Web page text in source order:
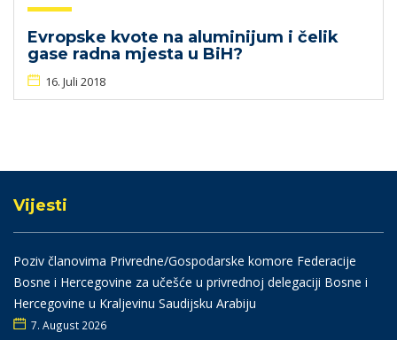
Evropske kvote na aluminijum i čelik
gase radna mjesta u BiH?
16. Juli 2018
Vijesti
Poziv članovima Privredne/Gospodarske komore Federacije
Bosne i Hercegovine za učešće u privrednoj delegaciji Bosne i
Hercegovine u Kraljevinu Saudijsku Arabiju
7. August 2026